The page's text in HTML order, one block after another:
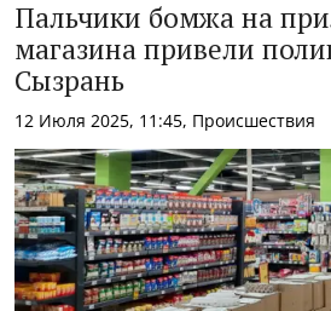
Пальчики бомжа на
магазина привели
Сызрань
12 Июля 2025, 11:45, Происшествия